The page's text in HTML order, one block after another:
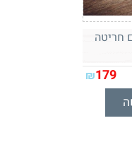
חריטה
₪179